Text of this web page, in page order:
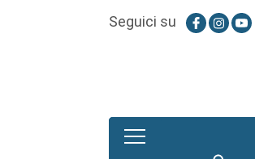
Seguici su